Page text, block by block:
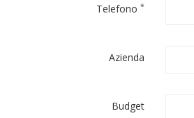
Telefono*
Azienda
Budget